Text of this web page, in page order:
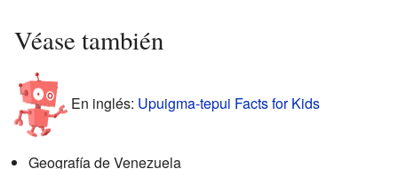
Véase también
En inglés: Upuigma-tepui Facts for Kids
Geografía de Venezuela